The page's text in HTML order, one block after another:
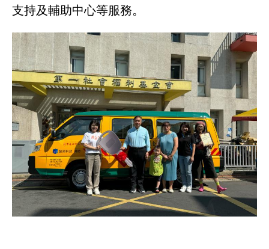
支持及輔助中心等服務。